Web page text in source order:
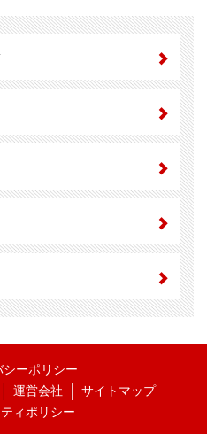
シーポリシー
運営会社
サイトマップ
ィポリシー